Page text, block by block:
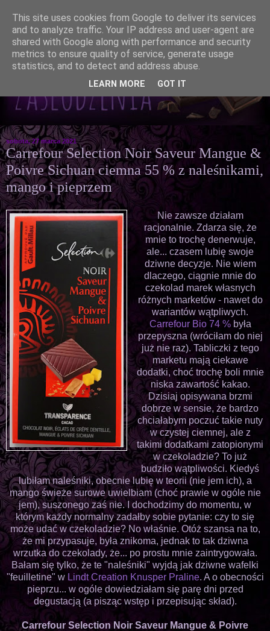
sobota, 27 marca 2021
Carrefour Selection Noir Saveur Mangue &
Poivre Sichuan ciemna 55 % z naleśnikami,
mango i pieprzem
Nie zawsze działam
racjonalnie. Zdarza się, że
mnie to trochę denerwuje,
ale... czasem lubię swoje
dziwne decyzje. Nie wiem
dlaczego, ciągnie mnie do
czekolad marek własnych
różnych marketów - nawet do
wariantów wątpliwych.
Carrefour Bio 74 %była
przepyszna (wróciłam do niej
już nie raz). Tabliczki z tego
marketu mają ciekawe
dodatki, choć trochę boli mnie
niska zawartość kakao.
Dzisiaj opisywana brzmi
dobrze w sensie, że bardzo
chciałabym poczuć takie nuty
w czystej ciemnej, ale z
takimi dodatkami zatopionymi
w czekoladzie? To już
budziło wątpliwości. Kiedyś
lubiłam naleśniki, obecnie lubię w teorii (nie jem ich), a
mango świeże surowe uwielbiam (choć prawie w ogóle nie
jem), suszonego zaś nie. I dochodzimy do momentu, w
którym każdy normalny zadałby sobie pytanie: czy to się
może udać w czekoladzie? No właśnie. Otóż szansa na to,
że mi przypasuje, była znikoma, jednak to tak dziwna
wrzutka do czekolady, że... po prostu mnie zaintrygowała.
Bałam się tylko, że te "naleśniki" wyjdą jak dziwne wafelki
"feuilletine" w Lindt Creation Knusper Praline. A o obecności
pieprzu... w ogóle dowiedziałam się parę dni przed
degustacją (a pisząc wstęp i przepisując skład).
Carrefour Selection Noir Saveur Mangue & Poivre
This site uses cookies from Google to deliver its services
and to analyze traffic. Your IP address and user-agent are
shared with Google along with performance and security
metrics to ensure quality of service, generate usage
statistics, and to detect and address abuse.
LEARN MORE GOT IT